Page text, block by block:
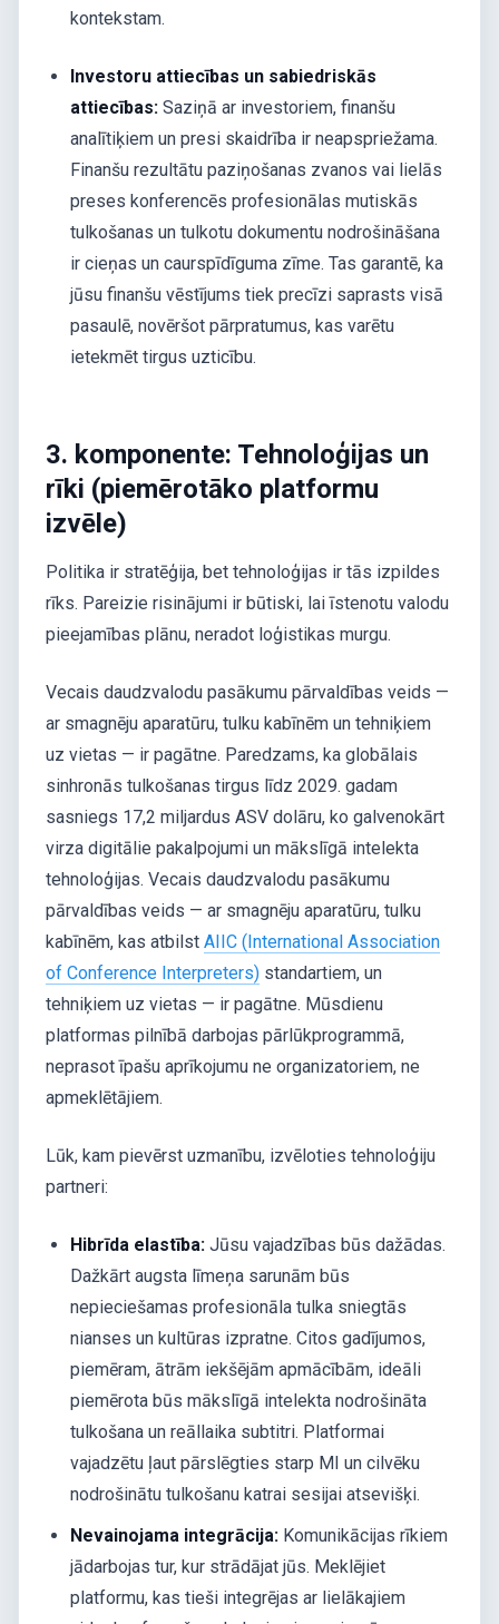
kontekstam.
Investoru attiecības un sabiedriskās
attiecības: Saziņā ar investoriem, finanšu
analītiķiem un presi skaidrība ir neapspriežama.
Finanšu rezultātu paziņošanas zvanos vai lielās
preses konferencēs profesionālas mutiskās
tulkošanas un tulkotu dokumentu nodrošināšana
ir cieņas un caurspīdīguma zīme. Tas garantē, ka
jūsu finanšu vēstījums tiek precīzi saprasts visā
pasaulē, novēršot pārpratumus, kas varētu
ietekmēt tirgus uzticību.
3. komponente: Tehnoloģijas un
rīki (piemērotāko platformu
izvēle)
Politika ir stratēģija, bet tehnoloģijas ir tās izpildes
rīks. Pareizie risinājumi ir būtiski, lai īstenotu valodu
pieejamības plānu, neradot loģistikas murgu.
Vecais daudzvalodu pasākumu pārvaldības veids —
ar smagnēju aparatūru, tulku kabīnēm un tehniķiem
uz vietas — ir pagātne. Paredzams, ka globālais
sinhronās tulkošanas tirgus līdz 2029. gadam
sasniegs 17,2 miljardus ASV dolāru, ko galvenokārt
virza digitālie pakalpojumi un mākslīgā intelekta
tehnoloģijas. Vecais daudzvalodu pasākumu
pārvaldības veids — ar smagnēju aparatūru, tulku
kabīnēm, kas atbilst AIIC (International Association
of Conference Interpreters) standartiem, un
tehniķiem uz vietas — ir pagātne. Mūsdienu
platformas pilnībā darbojas pārlūkprogrammā,
neprasot īpašu aprīkojumu ne organizatoriem, ne
apmeklētājiem.
Lūk, kam pievērst uzmanību, izvēloties tehnoloģiju
partneri:
Hibrīda elastība: Jūsu vajadzības būs dažādas.
Dažkārt augsta līmeņa sarunām būs
nepieciešamas profesionāla tulka sniegtās
nianses un kultūras izpratne. Citos gadījumos,
piemēram, ātrām iekšējām apmācībām, ideāli
piemērota būs mākslīgā intelekta nodrošināta
tulkošana un reāllaika subtitri. Platformai
vajadzētu ļaut pārslēgties starp MI un cilvēku
nodrošinātu tulkošanu katrai sesijai atsevišķi.
Nevainojama integrācija: Komunikācijas rīkiem
jādarbojas tur, kur strādājat jūs. Meklējiet
platformu, kas tieši integrējas ar lielākajiem